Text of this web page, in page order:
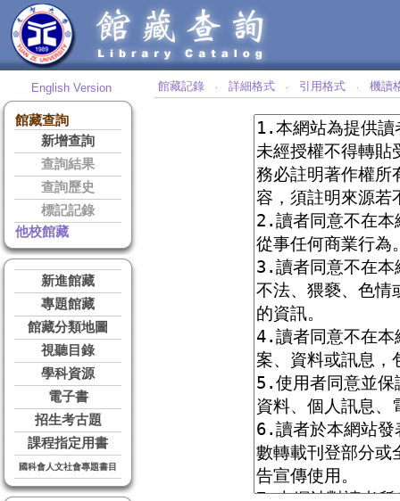
English Version
館藏查詢
新增查詢
查詢結果
查詢歷史
標記記錄
他校館藏
新進館藏
專題館藏
館藏分類地圖
視聽目錄
學科資源
電子書
招生考古題
課程指定用書
國科會人文社會專題書目
館藏記錄 ‧ 詳細格式 ‧ 引用格式 ‧ 機讀